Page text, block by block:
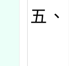
五、